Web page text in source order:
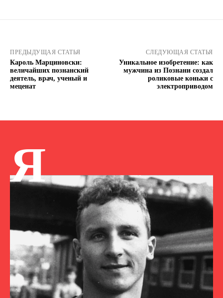
ПРЕДЫДУЩАЯ СТАТЬЯ
Кароль Марциновски:
величайших познанский
деятель, врач, ученый и
меценат
СЛЕДУЮЩАЯ СТАТЬЯ
Уникальное изобретение: как
мужчина из Познани создал
роликовые коньки с
электроприводом
Я